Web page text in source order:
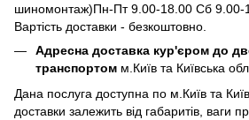
шиномонтаж)Пн-Пт 9.00-18.00 Сб 9.00-
Вартість доставки - безкоштовно.
Адресна доставка кур'єром до
транспортом м.Київ та Київська
Дана послуга доступна по м.Київ та
доставки залежить від габаритів, ваги